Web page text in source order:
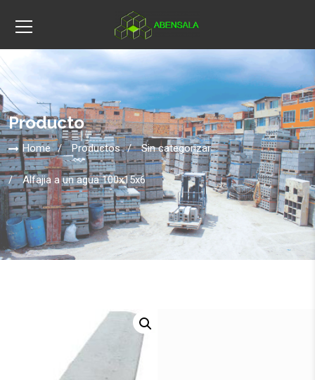
Producto
Home Productos Sin categorizar
Alfajia a un agua 100x15x6